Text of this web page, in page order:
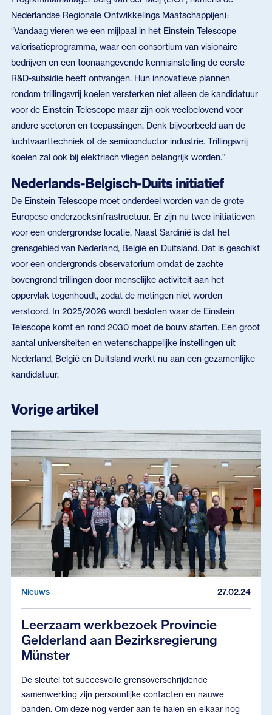
Nederlandse Regionale Ontwikkelings Maatschappijen):
“Vandaag vieren we een mijlpaal in het Einstein Telescope
valorisatieprogramma, waar een consortium van visionaire
bedrijven en een toonaangevende kennisinstelling de eerste
R&D-subsidie heeft ontvangen. Hun innovatieve plannen
rondom trillingsvrij koelen versterken niet alleen de kandidatuur
voor de Einstein Telescope maar zijn ook veelbelovend voor
andere sectoren en toepassingen. Denk bijvoorbeeld aan de
luchtvaarttechniek of de semiconductor industrie. Trillingsvrij
koelen zal ook bij elektrisch vliegen belangrijk worden.”
Nederlands-Belgisch-Duits initiatief
De Einstein Telescope moet onderdeel worden van de grote
Europese onderzoeksinfrastructuur. Er zijn nu twee initiatieven
voor een ondergrondse locatie. Naast Sardinië is dat het
grensgebied van Nederland, België en Duitsland. Dat is geschikt
voor een ondergronds observatorium omdat de zachte
bovengrond trillingen door menselijke activiteit aan het
oppervlak tegenhoudt, zodat de metingen niet worden
verstoord. In 2025/2026 wordt besloten waar de Einstein
Telescope komt en rond 2030 moet de bouw starten. Een groot
aantal universiteiten en wetenschappelijke instellingen uit
Nederland, België en Duitsland werkt nu aan een gezamenlijke
kandidatuur.
Vorige artikel
Nieuws 27.02.24
Leerzaam werkbezoek Provincie
Gelderland aan Bezirksregierung
Münster
De sleutel tot succesvolle grensoverschrijdende
samenwerking zijn persoonlijke contacten en nauwe
banden. Om deze nog verder aan te halen en elkaar nog